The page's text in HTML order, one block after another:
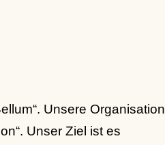
Unsere Organisation
Unser Ziel ist es